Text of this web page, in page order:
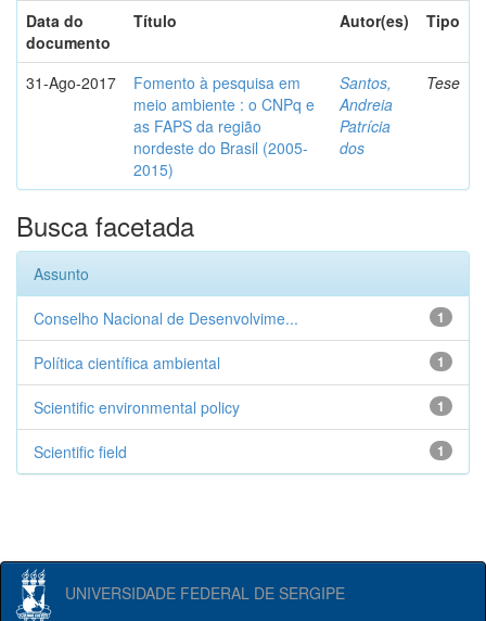
Data do
documento
Título Autor(es) Tipo
31-Ago-2017
Fomento à pesquisa em
meio ambiente : o CNPq e
as FAPS da região
nordeste do Brasil (2005-
2015)
Santos,
Andreia
Patrícia
dos
Tese
Busca facetada
Assunto
1
Conselho Nacional de Desenvolvime...
1
Política científica ambiental
1
Scientific environmental policy
1
Scientific field
UNIVERSIDADE FEDERAL DE SERGIPE